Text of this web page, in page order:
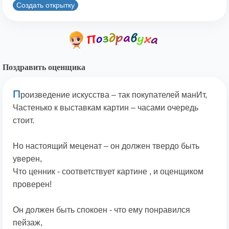
Создать открытку
Поздравить оценщика
Произведение искусства – так покупателей манИт,
Частенько к выставкам картин – часами очередь
стоит.
Но настоящий меценат – он должен твердо быть
уверен,
Что ценник - соответствует картине , и оценщиком
проверен!
Он должен быть спокоен - что ему понравился
пейзаж,